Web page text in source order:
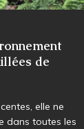
de
elle ne
dans toutes les